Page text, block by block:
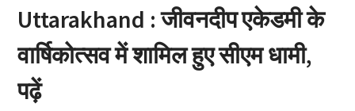
Uttarakhand : जीवनदीप एकेडमी के
वार्षिकोत्सव में शामिल हुए सीएम धामी,
पढ़ें